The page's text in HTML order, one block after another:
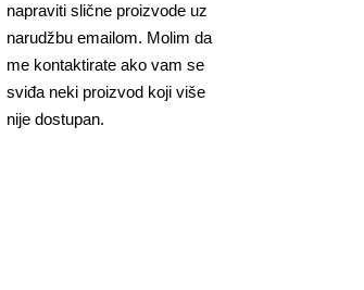
napraviti slične proizvode uz
narudžbu emailom. Molim da
me kontaktirate ako vam se
sviđa neki proizvod koji više
nije dostupan.